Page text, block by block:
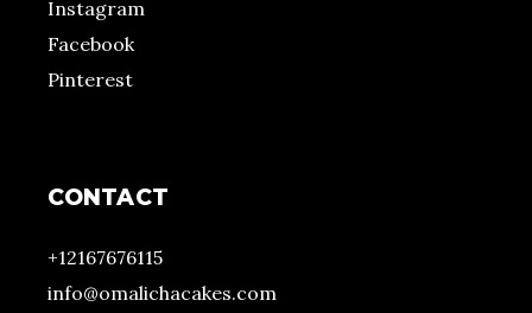
Instagram
Facebook
Pinterest
CONTACT
+12167676115
info@omalichacakes.com